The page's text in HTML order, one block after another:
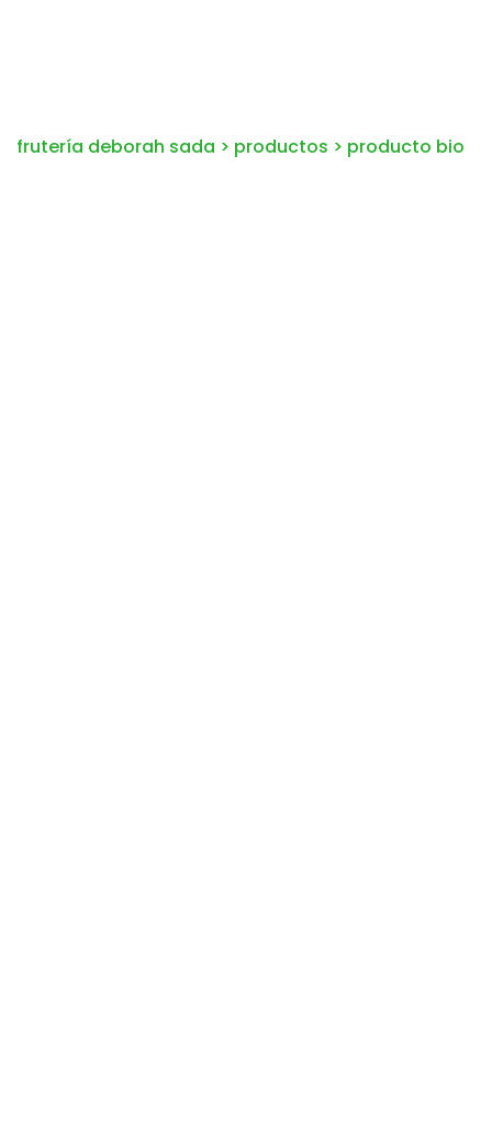
frutería deborah sada > productos > producto bio